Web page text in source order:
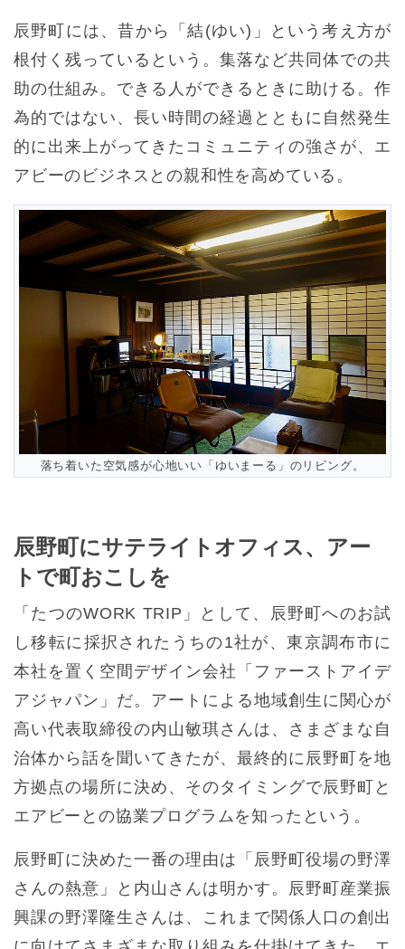
辰野町には、昔から「結(ゆい)」という考え方が
根付く残っているという。集落など共同体での共
助の仕組み。できる人ができるときに助ける。作
為的ではない、長い時間の経過とともに自然発生
的に出来上がってきたコミュニティの強さが、エ
アビーのビジネスとの親和性を高めている。
落ち着いた空気感が心地いい「ゆいまーる」のリビング。
辰野町にサテライトオフィス、アー
トで町おこしを
「たつのWORK TRIP」として、辰野町へのお試
し移転に採択されたうちの1社が、東京調布市に
本社を置く空間デザイン会社「ファーストアイデ
アジャパン」だ。アートによる地域創生に関心が
高い代表取締役の内山敏琪さんは、さまざまな自
治体から話を聞いてきたが、最終的に辰野町を地
方拠点の場所に決め、そのタイミングで辰野町と
エアビーとの協業プログラムを知ったという。
辰野町に決めた一番の理由は「辰野町役場の野澤
さんの熱意」と内山さんは明かす。辰野町産業振
興課の野澤隆生さんは、これまで関係人口の創出